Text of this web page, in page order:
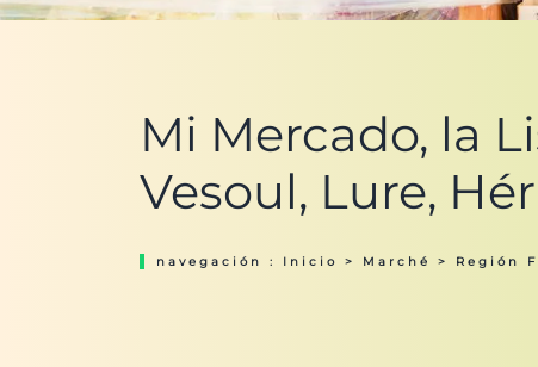
Mi Mercado, la
Vesoul, Lure,
navegación : Inicio > Marché > Región